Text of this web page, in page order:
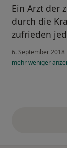
Ein Arzt der
durch die
zufrieden
6. September 2018
mehrweniger